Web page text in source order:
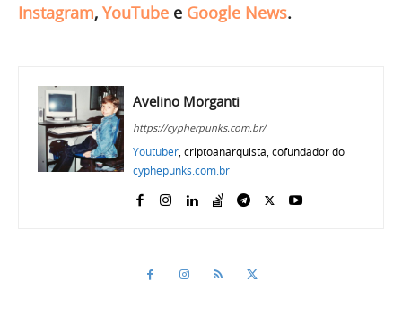
Instagram, YouTube e Google News.
Avelino Morganti
https://cypherpunks.com.br/
Youtuber , criptoanarquista, cofundador do
cyphepunks.com.br